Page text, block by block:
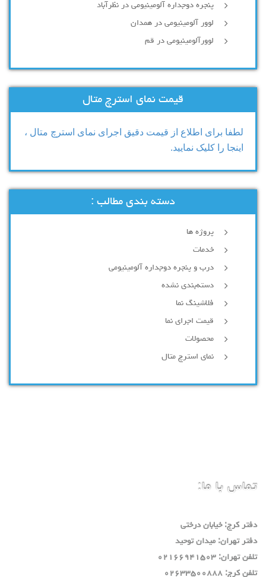
پنجره دوجداره آلومینیومی در نظرآباد
لوور آلومینیومی در همدان
لوورآلومینیومی در قم
قیمت نمای استرچ متال
لطفا برای اطلاع از قیمت دقیق اجرای نمای استرچ متال ،
اینجا را کلیک نمایید.
دسته بندی مطالب :
پروژه ها
خدمات
درب و پنجره دوجداره آلومینیومی
دسته‌بندی نشده
فلاشینگ نما
قیمت اجرای نما
محصولات
نمای استرچ متال
تماس با ما:
دفتر كرج: خيابان درختي
دفتر تهران: ميدان توحيد
تلفن تهران: ٠٢١٦٦٩٤١٥٠٣
تلفن كرج: ٠٢٦٣٣٥٠٠٨٨٨